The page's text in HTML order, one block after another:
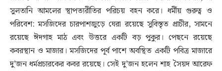
সুলতানি আমলের স্থাপত্যরীতির পরিচয় বহন করে। ধর্মীয় গুরুত্ব ও
পরিবেশ: মসজিদের চারপাশজুড়ে ঘেরা রয়েছে সুবিস্তৃত প্রাচীর, সামনে
রয়েছে ঈদগাহ মাঠ এবং উত্তরে একটি বড় পুকুর। পেছনে রয়েছে
কবরস্থান ও মাজার। মসজিদের পূর্ব পাশে অবস্থিত একটি পবিত্র মাজারে
দু’জন ধর্মপ্রচারকের কবর রয়েছে। সেই দু’জন হলেন শাহ সৈয়দ আরেফ